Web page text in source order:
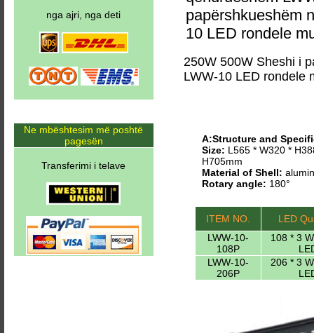
papërshkueshëm
10 LED rondele
250W 500W Sheshi i
LWW-10 LED rondele
A:Structure and
Size: L565 * W320 *
H705mm
Material of Shell:
Rotary angle: 180°
ITEM NO.
LED
LWW-10-
108P
108 * 3
LWW-10-
206P
206 * 3
nga ajri, nga deti
Ne mbështesim më poshtë
pagesën
Transferimi i telave